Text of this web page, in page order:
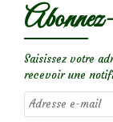
Saisissez votre
recevoir une
Adresse
e-